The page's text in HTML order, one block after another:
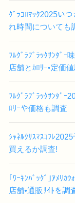
ｸﾞﾗｺﾛﾏｯｸ2025い
れ時間についても
ﾌﾙｸﾞﾗﾌﾞﾗｯｸｻﾝﾀﾞｰ
店舗とｶﾛﾘｰ•定価
ﾌﾙｸﾞﾗﾌﾞﾗｯｸｻﾝﾀﾞｰ
ﾛﾘｰや価格も調査
ｼｬﾈﾙｸﾘｽﾏｽｺﾌﾚ
買えるか調査!
｢ﾜｰｷﾝﾊﾞｯｸﾞ｣ｱﾒﾘｶ
店舗•通販ｻｲﾄを調